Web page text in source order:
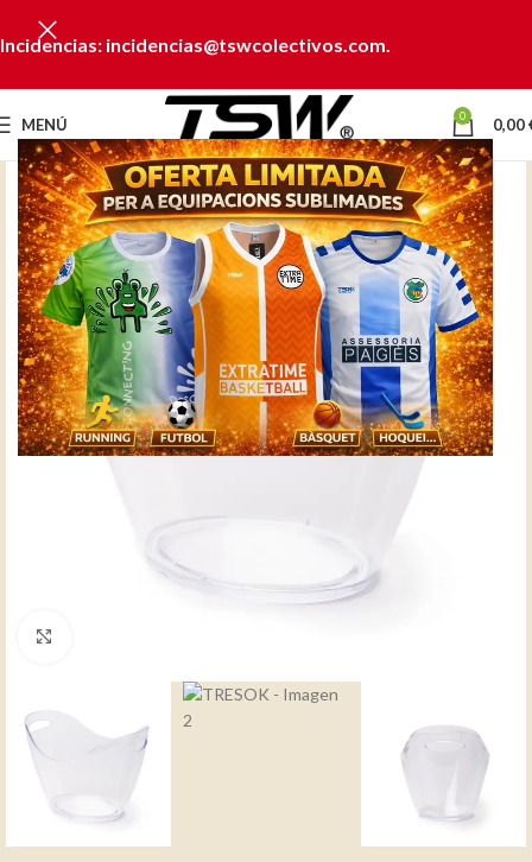
Incidencias: incidencias@tswcolectivos.com.
MENÚ 0 0,00